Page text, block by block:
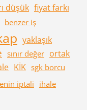
düşük fiyat farkı
benzer iş
yaklaşık
sınır değer ortak
KİK sgk borcu
iptali
ihale